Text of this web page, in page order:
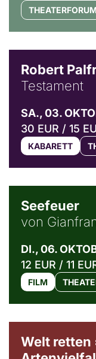
Robert
Testament
SA., 03.
30 EUR / 15
KABARETT
Seefeuer
von
DI., 06.
12 EUR / 11
FILM
Welt retten